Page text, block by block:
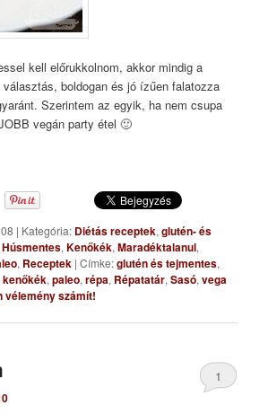
kell előrukkolnom, akkor mindig a
választás, boldogan és jó ízűen falatozza
Szerintem az egyik, ha nem csupa
vegán party étel 🙂
| Kategória: Diétás receptek,glutén- és
Húsmentes,Kenőkék,Maradéktalanul,
, Receptek |Címke:glutén és tejmentes,
kenőkék,paleo,répa, Répatatár,Sasó,vega
vélemény számít!
1